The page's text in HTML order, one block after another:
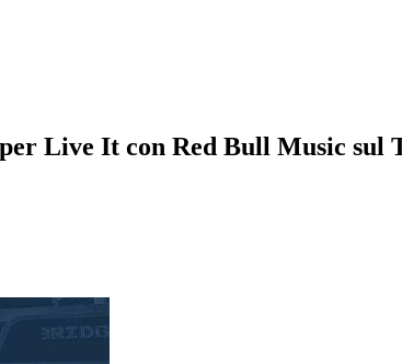
Live It con Red Bull Music sul